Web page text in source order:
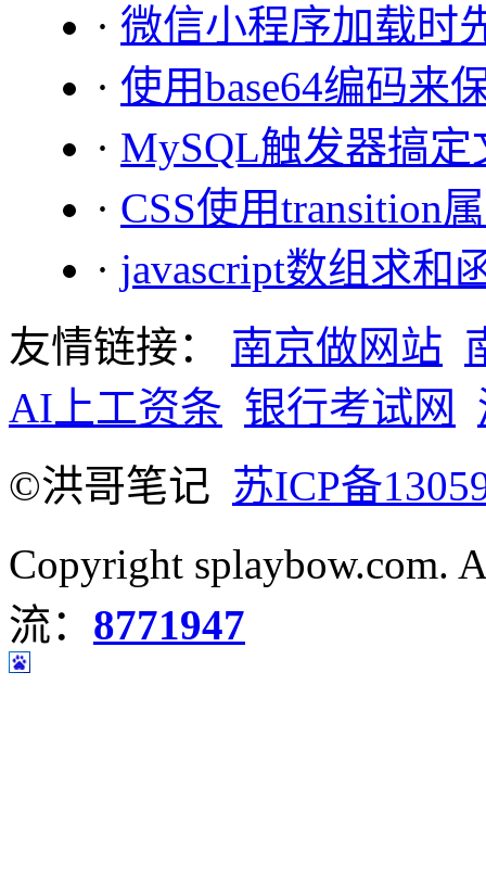
· 微信小程序加载时
· 使用base64编码来
· MySQL触发器搞
· CSS使用transition
· javascript数组求和
友情链接：
南京做网站
AI上工资条 银行考试网
©洪哥笔记 苏ICP备
Copyright splaybow.com.
流： 8771947